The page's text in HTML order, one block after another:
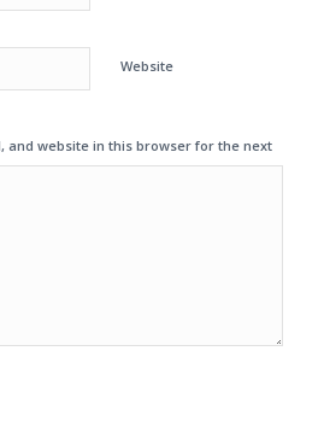
Website
and website in this browser for the next